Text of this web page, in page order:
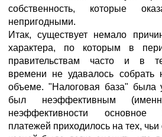
собственность, которые
непригодными.
Итак, существует немало
характера, по которым в
правительствам часто и в
времени не удавалось собрать
объеме. "Налоговая база" была
был неэффективным
неэффективности
платежей приходилось на тех, чьи